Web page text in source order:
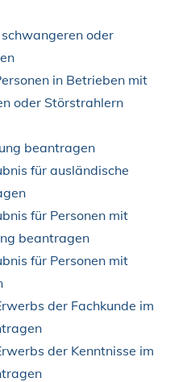
oder
in Betrieben mit
oder Störstrahlern
beantragen
für ausländische
für Personen mit
beantragen
für Personen mit
der Fachkunde im
der Kenntnisse im